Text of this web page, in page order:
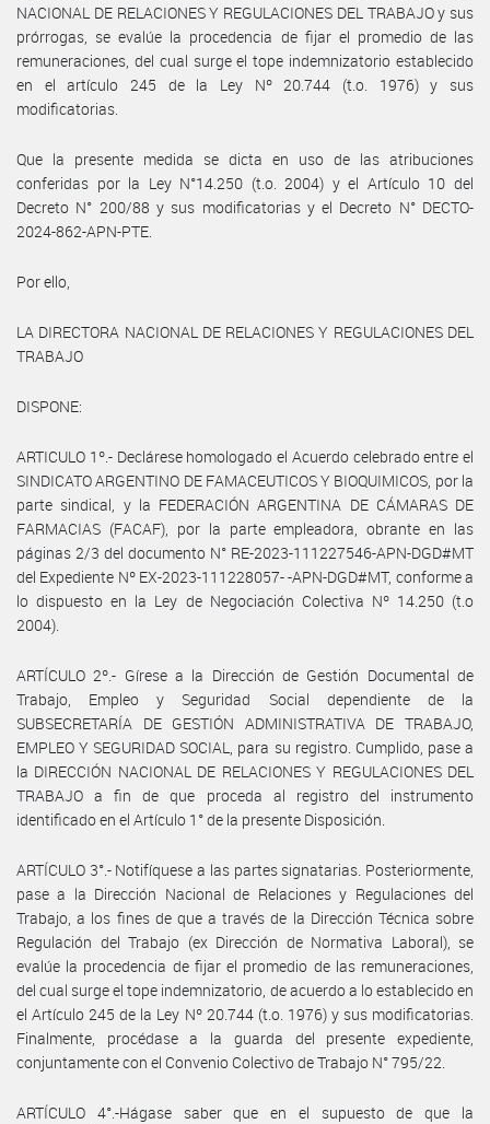
NACIONAL DE RELACIONES Y REGULACIONES DEL TRABAJO y sus
prórrogas, se evalúe la procedencia de fijar el promedio de las
remuneraciones, del cual surge el tope indemnizatorio establecido
en el artículo 245 de la Ley Nº 20.744 (t.o. 1976) y sus
modificatorias.
Que la presente medida se dicta en uso de las atribuciones
conferidas por la Ley N°14.250 (t.o. 2004) y el Artículo 10 del
Decreto N° 200/88 y sus modificatorias y el Decreto N° DECTO-
2024-862-APN-PTE.
Por ello,
LA DIRECTORA NACIONAL DE RELACIONES Y REGULACIONES DEL
TRABAJO
DISPONE:
ARTICULO 1º.- Declárese homologado el Acuerdo celebrado entre el
SINDICATO ARGENTINO DE FAMACEUTICOS Y BIOQUIMICOS, por la
parte sindical, y la FEDERACIÓN ARGENTINA DE CÁMARAS DE
FARMACIAS (FACAF), por la parte empleadora, obrante en las
páginas 2/3 del documento N° RE-2023-111227546-APN-DGD#MT
del Expediente Nº EX-2023-111228057- -APN-DGD#MT, conforme a
lo dispuesto en la Ley de Negociación Colectiva Nº 14.250 (t.o
2004).
ARTÍCULO 2º.- Gírese a la Dirección de Gestión Documental de
Trabajo, Empleo y Seguridad Social dependiente de la
SUBSECRETARÍA DE GESTIÓN ADMINISTRATIVA DE TRABAJO,
EMPLEO Y SEGURIDAD SOCIAL, para su registro. Cumplido, pase a
la DIRECCIÓN NACIONAL DE RELACIONES Y REGULACIONES DEL
TRABAJO a fin de que proceda al registro del instrumento
identificado en el Artículo 1° de la presente Disposición.
ARTÍCULO 3°.- Notifíquese a las partes signatarias. Posteriormente,
pase a la Dirección Nacional de Relaciones y Regulaciones del
Trabajo, a los fines de que a través de la Dirección Técnica sobre
Regulación del Trabajo (ex Dirección de Normativa Laboral), se
evalúe la procedencia de fijar el promedio de las remuneraciones,
del cual surge el tope indemnizatorio, de acuerdo a lo establecido en
el Artículo 245 de la Ley Nº 20.744 (t.o. 1976) y sus modificatorias.
Finalmente, procédase a la guarda del presente expediente,
conjuntamente con el Convenio Colectivo de Trabajo N° 795/22.
ARTÍCULO 4°.-Hágase saber que en el supuesto de que la